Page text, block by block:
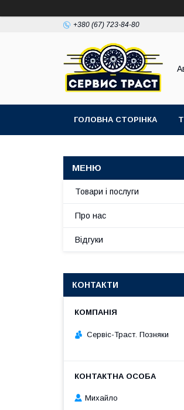
+380 (67) 723-84-80
ГОЛОВНА СТОРІНКА
Товари і послуги
Про нас
Відгуки
КОНТАКТИ
Сервіс-Траст. Позняки
Михайло